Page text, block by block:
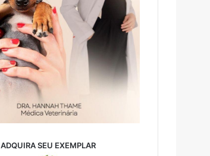
ADQUIRA SEU EXEMPLAR